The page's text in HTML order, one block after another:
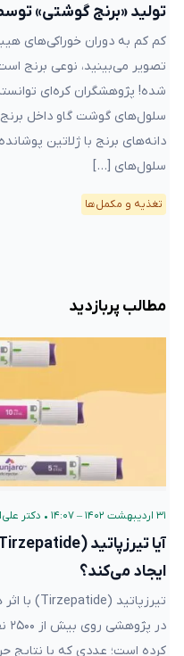
تولید «برنج گوشتی»
کم کم به دوران خوراکی‌های
تصویر می‌بینید، نوعی برنج
شده! پژوهشگران کره‌ای
سلول‌های گوشت گاو داخل برنج
سلول‌های […]
تغذیه و مکمل‌ها
مطالب پربازدید
۳۱ اردیبهشت ۱۴۰۲ – ۱۴:۰۷ • دکتر
ایجاد می‌کند؟
کرده است؛ عددی که با نتایج